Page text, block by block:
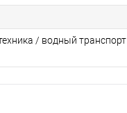
/ водный транспорт